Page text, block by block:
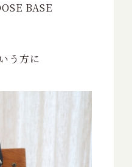
BASE
う方に